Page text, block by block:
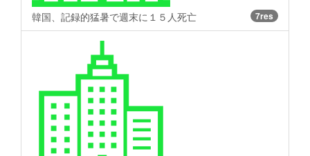
韓国、記録的猛暑で週末に１５人死亡 7res